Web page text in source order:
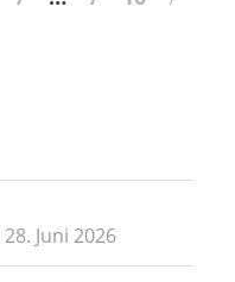
28. Juni 2026